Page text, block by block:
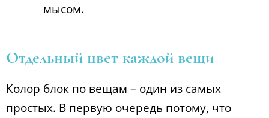
мысом.
Отдельный цвет каждой вещи
Колор блок по вещам – один из самых
простых. В первую очередь потому, что